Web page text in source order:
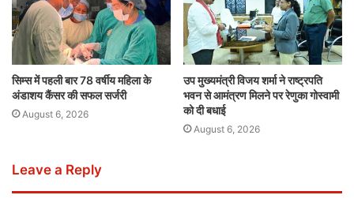
सिम्स में पहली बार 78 वर्षीय महिला के
अंडाशय कैंसर की सफल सर्जरी
August 6, 2026
उप मुख्यमंत्री विजय शर्मा ने राष्ट्रपति
भवन से आमंत्रण मिलने पर रेणुका गोस्वामी
को दी बधाई
August 6, 2026
Leave a Reply